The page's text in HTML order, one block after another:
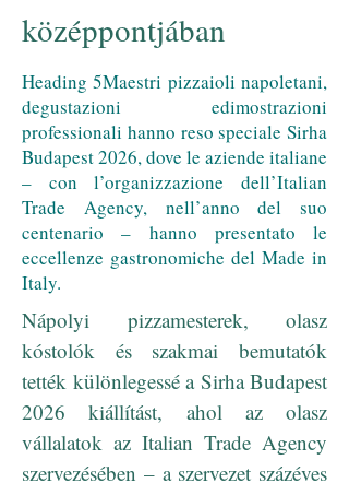
középpontjában
Heading 5Maestri pizzaioli napoletani,
degustazioni e​dimostrazioni
professionali hanno reso speciale Sirha
Budapest 2026, dove le aziende italiane
– con l’organizzazione dell’Italian
Trade Agency, nell’anno del suo
centenario – hanno presentato le
eccellenze gastronomiche del Made in
Italy.
Nápolyi pizzamesterek, olasz
kóstolók és szakmai bemutatók
tették különlegessé a Sirha Budapest
2026 kiállítást, ahol az olasz
vállalatok az Italian Trade Agency
szervezésében – a szervezet százéves